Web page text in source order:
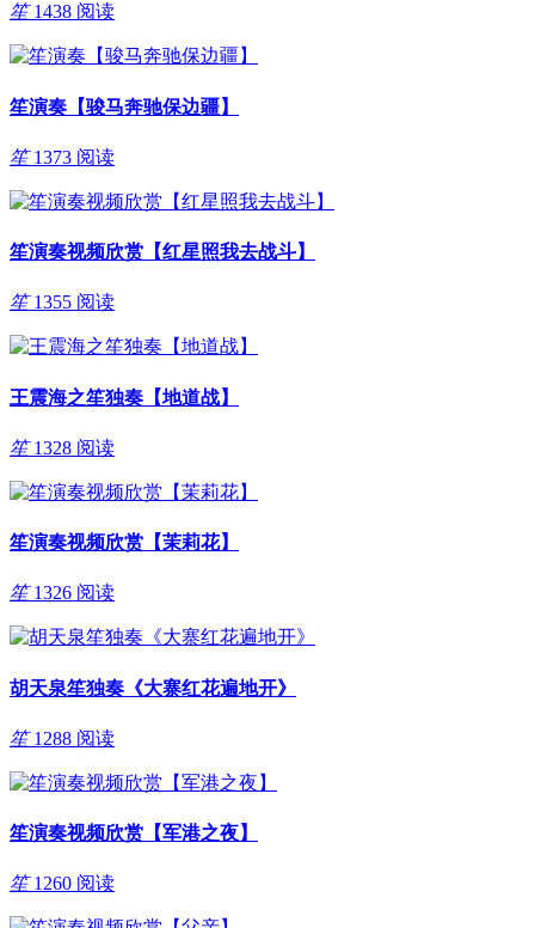
笙 1438 阅读
笙演奏【骏马奔驰保边疆】
笙 1373 阅读
笙演奏视频欣赏【红星照我去战斗】
笙 1355 阅读
王震海之笙独奏【地道战】
笙 1328 阅读
笙演奏视频欣赏【茉莉花】
笙 1326 阅读
胡天泉笙独奏《大寨红花遍地开》
笙 1288 阅读
笙演奏视频欣赏【军港之夜】
笙 1260 阅读